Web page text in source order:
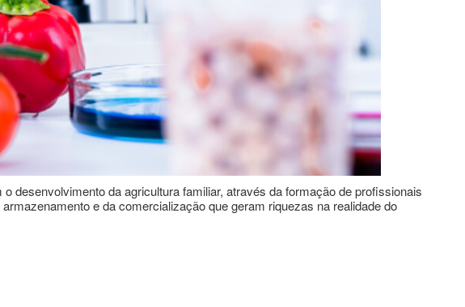
desenvolvimento da agricultura familiar, através da formação de profissionais
e da comercialização que geram riquezas na realidade do